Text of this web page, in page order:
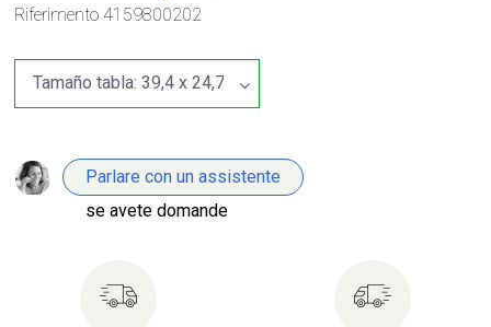
Riferimento 4159800202
Parlare con un assistente
se avete domande